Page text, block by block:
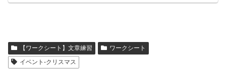
【ワークシート】文章練習
ワークシート
イベント-クリスマス